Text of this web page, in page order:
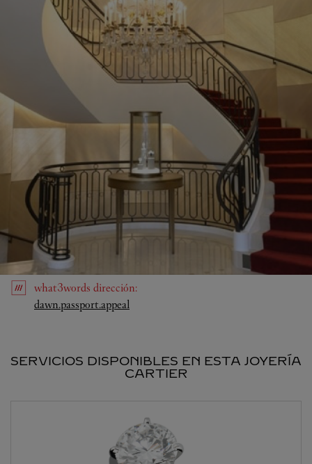
what3words dirección:
dawn.passport.appeal
SERVICIOS DISPONIBLES EN ESTA JOYERÍA
CARTIER